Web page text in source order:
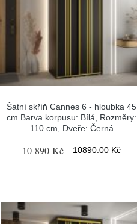
Šatní skříň Cannes 6 - hloubka 45
cm Barva korpusu: Bílá, Rozměry:
110 cm, Dveře: Černá
10 890 Kč 10890.00 Kč